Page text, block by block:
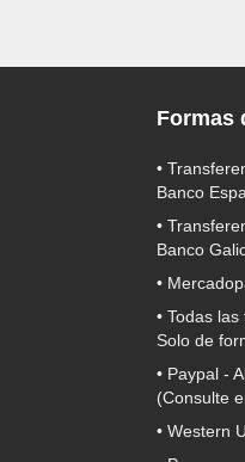
Formas
•
Banco
•
Banco
•
• Todas
Solo de
• Paypal -
(Consulte
• Western